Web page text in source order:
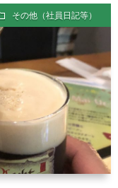
その他（社員日記等）